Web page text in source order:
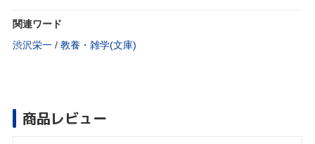
関連ワード
渋沢栄一 / 教養・雑学(文庫)
商品レビュー